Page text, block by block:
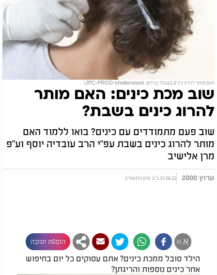
האם מותר להרוג כינים בשבת? (צילום: JPC-PROD/shutterstock)
שוב מכת כינים: האם מותר
להרוג כינים בשבת?
שוב פעם מתמודדים עם כינים? בואו ללמוד האם
מותר להרוג כינים בשבת עפ"י הרב עובדיה יוסף וע"פ
מרן אלישיב
ערוץ 2000 21.06.22 כ"ב סיון התשפ"ב
א א הוספת תגובה
הילד סובל ממכת כינים? אתם עסוקים כל יום בחיפוש
אחר כינים נוספות והריגתן?